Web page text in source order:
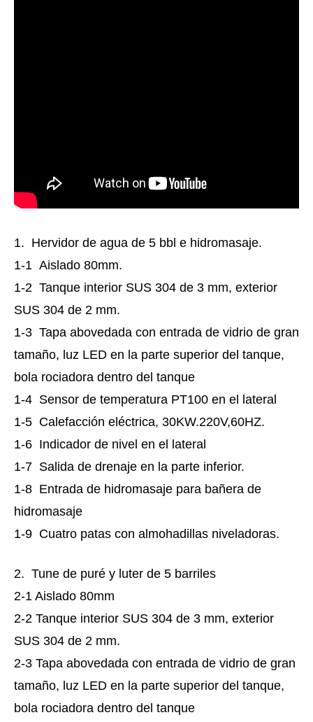
1. Hervidor de agua de 5 bbl e hidromasaje.
1-1 Aislado 80mm.
1-2 Tanque interior SUS 304 de 3 mm, exterior
SUS 304 de 2 mm.
1-3 Tapa abovedada con entrada de vidrio de gran
tamaño, luz LED en la parte superior del tanque,
bola rociadora dentro del tanque
1-4 Sensor de temperatura PT100 en el lateral
1-5 Calefacción eléctrica, 30KW.220V,60HZ.
1-6 Indicador de nivel en el lateral
1-7 Salida de drenaje en la parte inferior.
1-8 Entrada de hidromasaje para bañera de
hidromasaje
1-9 Cuatro patas con almohadillas niveladoras.
2. Tune de puré y luter de 5 barriles
2-1 Aislado 80mm
2-2 Tanque interior SUS 304 de 3 mm, exterior
SUS 304 de 2 mm.
2-3 Tapa abovedada con entrada de vidrio de gran
tamaño, luz LED en la parte superior del tanque,
bola rociadora dentro del tanque